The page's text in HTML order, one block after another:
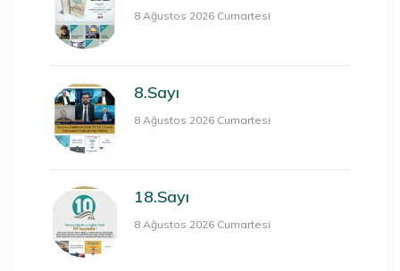
8 Ağustos 2026 Cumartesi
8.Sayı
8 Ağustos 2026 Cumartesi
18.Sayı
8 Ağustos 2026 Cumartesi